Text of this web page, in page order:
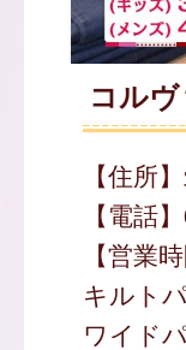
コル
【住所
【電話
【営業
キルト
ワイド